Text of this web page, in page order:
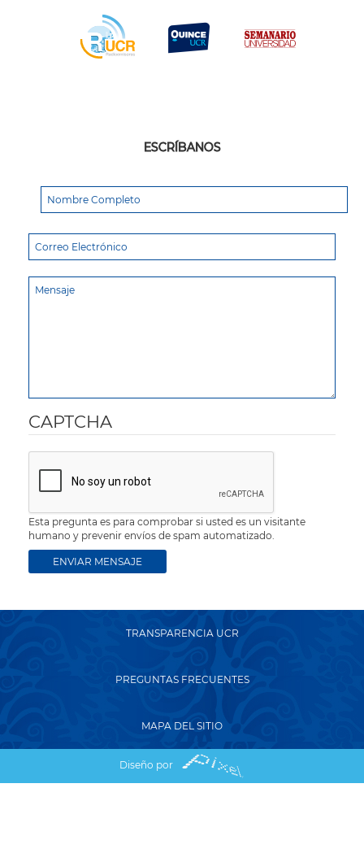
ESCRÍBANOS
CAPTCHA
Esta pregunta es para comprobar si usted es un visitante
humano y prevenir envíos de spam automatizado.
TRANSPARENCIA UCR
PREGUNTAS FRECUENTES
MAPA DEL SITIO
Diseño por